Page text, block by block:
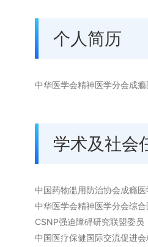
个人简历
中华医学会精神医学分会成
学术及社会
中国药物滥用防治协会成瘾
中华医学会精神医学分会综
CSNP强迫障碍研究联盟委员
中国医疗保健国际交流促进